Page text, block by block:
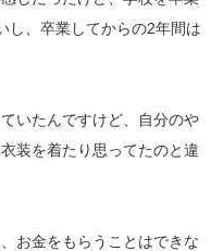
し、卒業してからの2年間は
いたんですけど、自分のや
装を着たり思ってたのと違
お金をもらうことはできな